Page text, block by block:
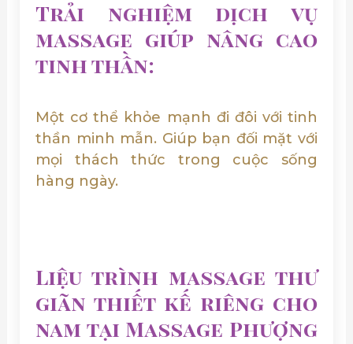
Trải nghiệm dịch vụ
massage giúp nâng cao
tinh thần:
Một cơ thể khỏe mạnh đi đôi với tinh
thần minh mẫn. Giúp bạn đối mặt với
mọi thách thức trong cuộc sống
hàng ngày.
Liệu trình massage thư
giãn thiết kế riêng cho
nam tại Massage Phượng